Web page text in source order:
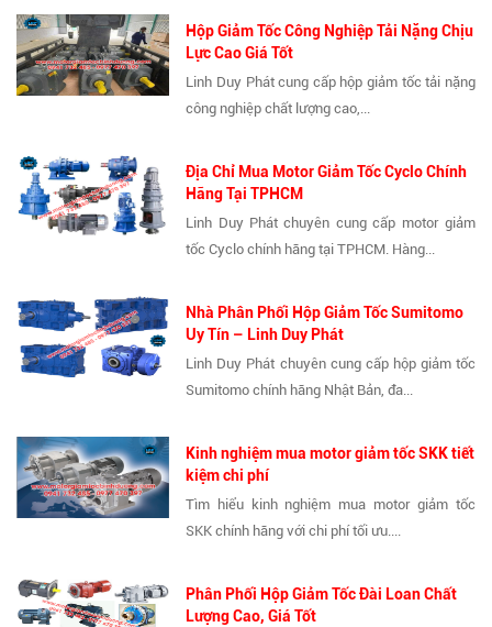
Hộp Giảm Tốc Công Nghiệp Tải Nặng Chịu
Lực Cao Giá Tốt
Linh Duy Phát cung cấp hộp giảm tốc tải nặng
công nghiệp chất lượng cao,...
Địa Chỉ Mua Motor Giảm Tốc Cyclo Chính
Hãng Tại TPHCM
Linh Duy Phát chuyên cung cấp motor giảm
tốc Cyclo chính hãng tại TPHCM. Hàng...
Nhà Phân Phối Hộp Giảm Tốc Sumitomo
Uy Tín – Linh Duy Phát
Linh Duy Phát chuyên cung cấp hộp giảm tốc
Sumitomo chính hãng Nhật Bản, đa...
Kinh nghiệm mua motor giảm tốc SKK tiết
kiệm chi phí
Tìm hiểu kinh nghiệm mua motor giảm tốc
SKK chính hãng với chi phí tối ưu....
Phân Phối Hộp Giảm Tốc Đài Loan Chất
Lượng Cao, Giá Tốt